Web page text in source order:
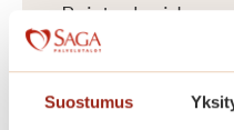
Suostumus
Puistoalueiden
Kaskenniitty on
Kodinomaisessa
palvelutalossa